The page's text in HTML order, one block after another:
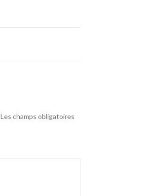
Les champs obligatoires